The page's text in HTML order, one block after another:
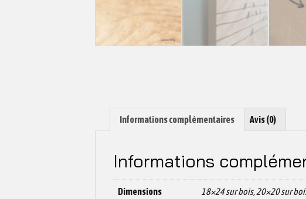
Informations complémentaires Avis (0)
Informations
Dimensions 18×24 sur bois, 20×20 sur